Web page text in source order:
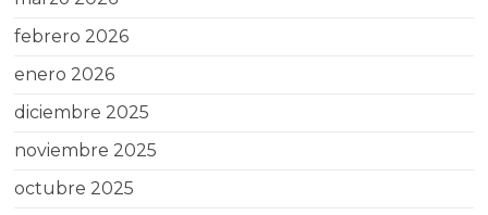
febrero 2026
enero 2026
diciembre 2025
noviembre 2025
octubre 2025